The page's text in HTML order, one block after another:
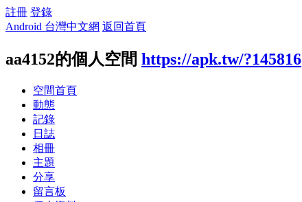
註冊 登錄
Android 台灣中文網 返回首頁
aa4152的個人空間 https://apk.tw/?145816
空間首頁
動態
記錄
日誌
相冊
主題
分享
留言板